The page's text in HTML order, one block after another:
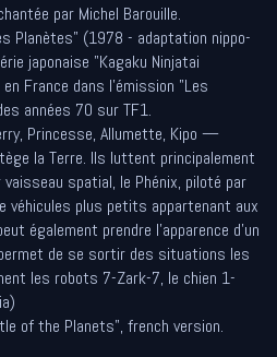
par Michel Barouille.
Planètes" (1978 - adaptation nippo-
japonaise "Kagaku Ninjatai
France dans l'émission "Les
années 70 sur TF1.
Princesse, Allumette, Kipo —
la Terre. Ils luttent principalement
spatial, le Phénix, piloté par
véhicules plus petits appartenant aux
également prendre l'apparence d'un
de se sortir des situations les
les robots 7-Zark-7, le chien 1-
of the Planets", french version.